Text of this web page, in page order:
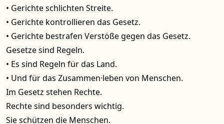
• Gerichte schlichten Streite.
• Gerichte kontrollieren das Gesetz.
• Gerichte bestrafen Verstöße gegen das Gesetz.
Gesetze sind Regeln.
• Es sind Regeln für das Land.
• Und für das Zusammen·leben von Menschen.
Im Gesetz stehen Rechte.
Rechte sind besonders wichtig.
Sie schützen die Menschen.